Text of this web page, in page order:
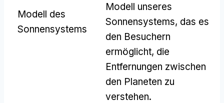
Modell des
Sonnensystems
Modell unseres
Sonnensystems, das es
den Besuchern
ermöglicht, die
Entfernungen zwischen
den Planeten zu
verstehen.